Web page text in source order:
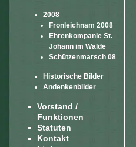
2008
Fronleichnam 2008
Ehrenkompanie St.
Johann im Walde
Schützenmarsch 08
Historische Bilder
Andenkenbilder
Vorstand /
Funktionen
Statuten
Kontakt